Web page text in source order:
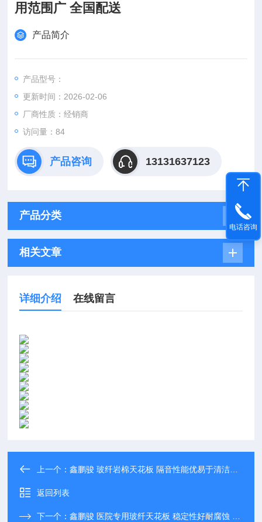
用范围广 全国配送
产品简介
产品型号：
更新时间：2026-02-06
厂商性质：经销商
访问量：84
产品咨询 13131637123
产品分类
相关文章
详细介绍 在线留言
上一个：鑫鹏骏 玻纤岩棉天花板 隔音性能优易于清洁支持定制
返回列表
下一个：鑫鹏骏 医院专用玻纤天花板 稳定性好耐腐蚀 尺寸多样 支持定制
电话咨询